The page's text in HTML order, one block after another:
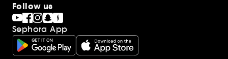
Follow us
Sephora App